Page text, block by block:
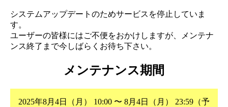
システムアップデートのためサービスを停止していま
す。
ユーザーの皆様にはご不便をおかけしますが、メンテナ
ンス終了まで今しばらくお待ち下さい。
メンテナンス期間
2025年8月4日（月） 10:00 〜 8月4日（月） 23:59（予